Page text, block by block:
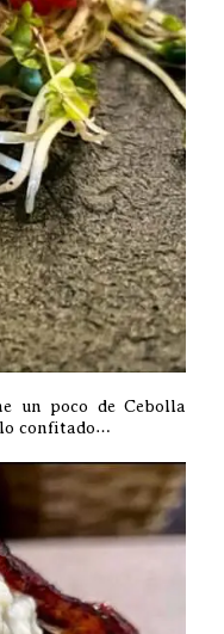
un poco de Cebolla
confitado…